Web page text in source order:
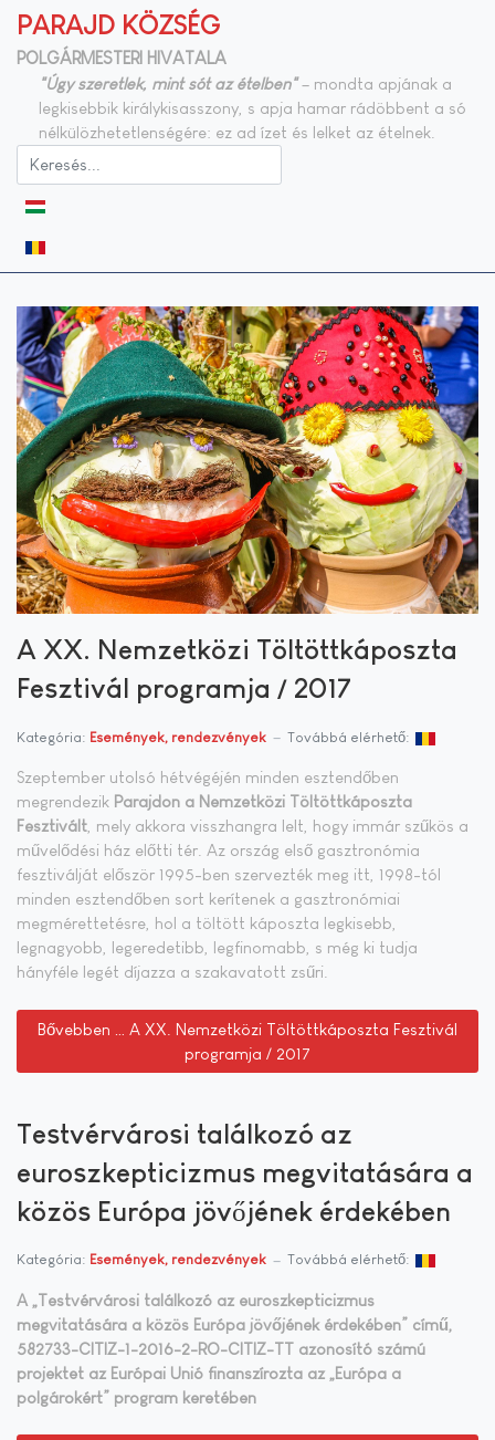
PARAJD KÖZSÉG
POLGÁRMESTERI HIVATALA
"Úgy szeretlek, mint sót az ételben"– mondta apjának a
legkisebbik királykisasszony, s apja hamar rádöbbent a só
nélkülözhetetlenségére: ez ad ízet és lelket az ételnek.
A XX. Nemzetközi Töltöttkáposzta
Fesztivál programja / 2017
Kategória: Események, rendezvények Továbbá elérhető:
Szeptember utolsó hétvégéjén minden esztendőben
megrendezik Parajdon a Nemzetközi Töltöttkáposzta
Fesztivált, mely akkora visszhangra lelt, hogy immár szűkös a
művelődési ház előtti tér. Az ország első gasztronómia
fesztiválját először 1995-ben szervezték meg itt, 1998-tól
minden esztendőben sort kerítenek a gasztronómiai
megmérettetésre, hol a töltött káposzta legkisebb,
legnagyobb, legeredetibb, legfinomabb, s még ki tudja
hányféle legét díjazza a szakavatott zsűri.
Bővebben … A XX. Nemzetközi Töltöttkáposzta Fesztivál
programja / 2017
Testvérvárosi találkozó az
euroszkepticizmus megvitatására a
közös Európa jövőjének érdekében
Kategória: Események, rendezvények Továbbá elérhető:
A „Testvérvárosi találkozó az euroszkepticizmus
megvitatására a közös Európa jövőjének érdekében” című,
582733-CITIZ-1-2016-2-RO-CITIZ-TT azonosító számú
projektet az Európai Unió finanszírozta az „Európa a
polgárokért” program keretében